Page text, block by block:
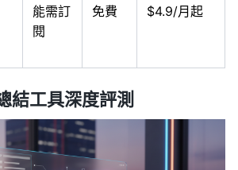
能需訂
閱
免費
$4.9/月起
結工具深度評測